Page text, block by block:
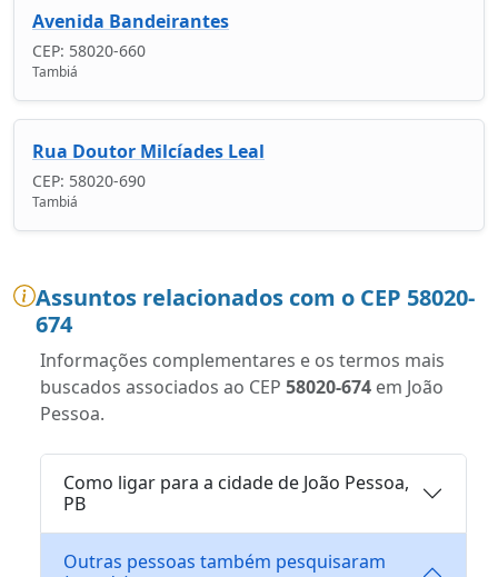
Avenida Bandeirantes
CEP: 58020-660
Tambiá
Rua Doutor Milcíades Leal
CEP: 58020-690
Tambiá
Assuntos relacionados com o CEP 58020-
674
Informações complementares e os termos mais
buscados associados ao CEP 58020-674 em João
Pessoa.
Como ligar para a cidade de João Pessoa,
PB
Outras pessoas também pesquisaram